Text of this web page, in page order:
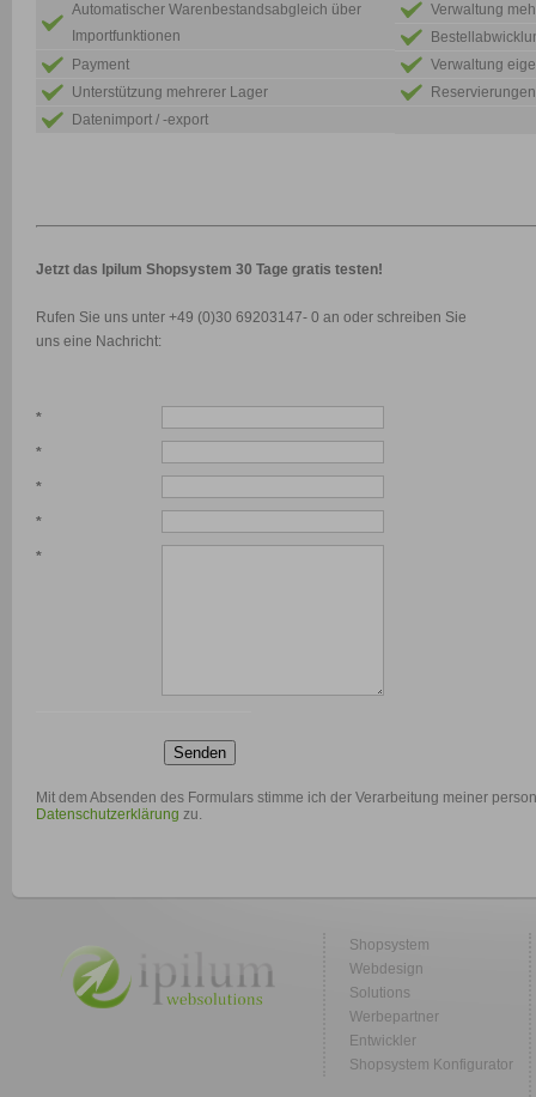
Automatischer Warenbestandsabgleich über
Importfunktionen
Verwaltung
Payment
Verwaltung
Unterstützung mehrerer Lager
Datenimport / -export
Jetzt das Ipilum Shopsystem 30 Tage gratis testen!
Rufen Sie uns unter +49 (0)30 69203147- 0 an oder schreiben Sie
uns eine Nachricht:
*
*
*
*
*
Senden
Mit dem Absenden des Formulars stimme ich der Verarbeitung meiner
Datenschutzerklärung zu.
Shopsystem
Webdesign
Solutions
Werbepartner
Entwickler
Shopsystem Konfigurator